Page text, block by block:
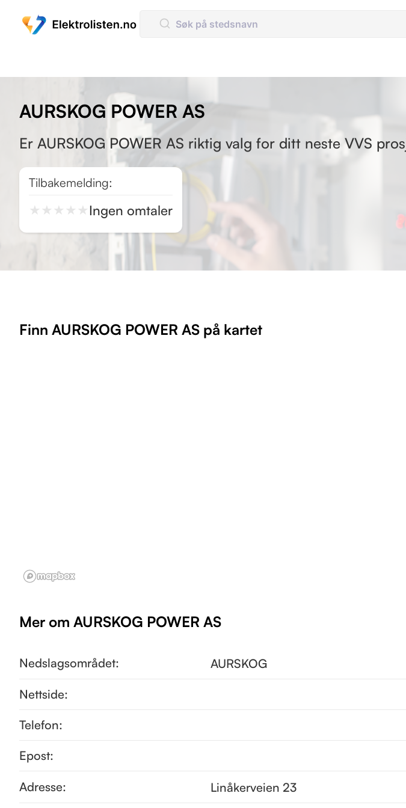
Tilbakemelding:
★ ★ ★ ★ ★ Ingen omtaler
Er AURSKOG POWER AS riktig valg for ditt neste VVS
AURSKOG POWER AS
Finn AURSKOG POWER AS på kartet
Mer om AURSKOG POWER AS
Nedslagsområdet: AURSKOG
Nettside:
Telefon:
Epost:
Adresse: Linåkerveien 23